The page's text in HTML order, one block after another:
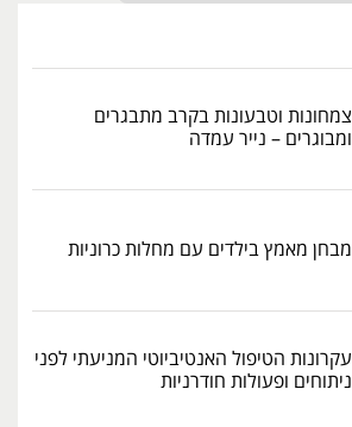
צמחונות וטבעונות בקרב מתבגרים
ומבוגרים – נייר עמדה
מבחן מאמץ בילדים עם מחלות כרוניות
עקרונות הטיפול האנטיביוטי המניעתי לפני
ניתוחים ופעולות חודרניות